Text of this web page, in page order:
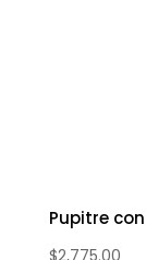
Pupitre
$2,775.00